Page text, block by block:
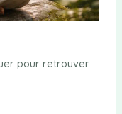
pour retrouver